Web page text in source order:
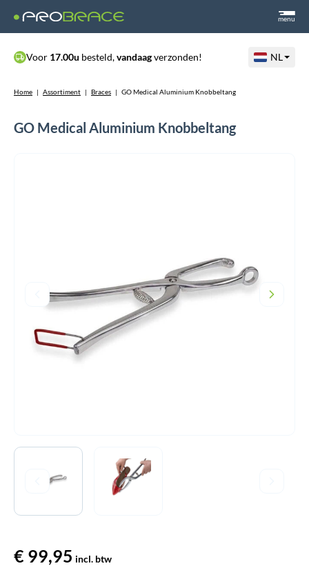
menu
Voor 17.00u besteld,vandaagverzonden! NL
Home | Assortiment | Braces | GO Medical Aluminium Knobbeltang
GO Medical Aluminium Knobbeltang
€ 99,95 incl. btw